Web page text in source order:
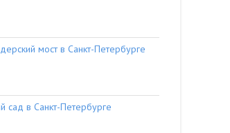
мост в Санкт-Петербурге
сад в Санкт-Петербурге